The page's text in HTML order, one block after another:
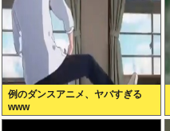
例のダンスアニメ、ヤバすぎる
www